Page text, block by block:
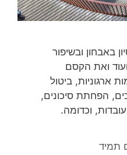
באבחון ובשיפור
ואת הקסם
ארגוניות, ביטול
הפחתת סיכונים,
וכדומה.
תמיד